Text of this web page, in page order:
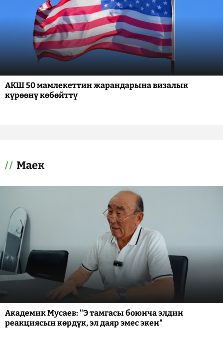
АКШ 50 мамлекеттин жарандарына визалык
күрөөнү көбөйттү
Маек
Академик Мусаев: "Э тамгасы боюнча элдин
реакциясын көрдүк, эл даяр эмес экен"